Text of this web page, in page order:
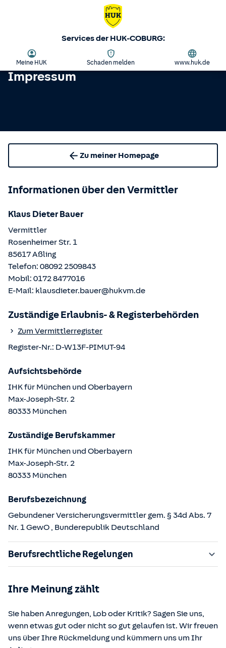
Services der HUK-COBURG:
Meine HUK Schaden melden www.huk.de
Impressum
Zu meiner Homepage
Informationen über den Vermittler
Klaus Dieter Bauer
Vermittler
Rosenheimer Str. 1
85617Aßling
Telefon: 08092 2509843
Mobil: 0172 8477016
E-Mail: klausdieter.bauer@hukvm.de
Zuständige Erlaubnis- & Registerbehörden
Zum Vermittlerregister
Register-Nr.: D-W13F-PIMUT-94
Aufsichtsbehörde
IHK für München und Oberbayern
Max-Joseph-Str. 2
80333 München
Zuständige Berufskammer
IHK für München und Oberbayern
Max-Joseph-Str. 2
80333 München
Berufsbezeichnung
Gebundener Versicherungsvermittler gem. § 34d Abs. 7
Nr. 1 GewO , Bunderepublik Deutschland
Berufsrechtliche Regelungen
§§ 59 – 68 Gesetz über den Versicherungsvertrag
§ 48b Versicherungsaufsichtsgesetz (VAG)
Verordnung über die Versicherungsvermittlung und -
Ihre Meinung zählt
Sie haben Anregungen, Lob oder Kritik? Sagen Sie uns,
wenn etwas gut oder nicht so gut gelaufen ist. Wir freuen
uns über Ihre Rückmeldung und kümmern uns um Ihr